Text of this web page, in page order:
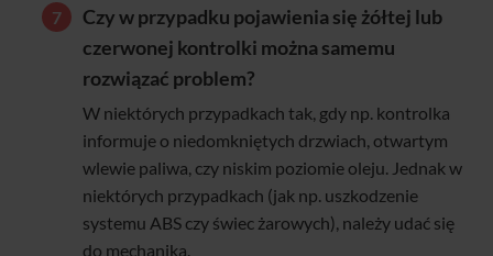
Czy w przypadku pojawienia się żółtej lub
czerwonej kontrolki można samemu
rozwiązać problem?
W niektórych przypadkach tak, gdy np. kontrolka
informuje o niedomkniętych drzwiach, otwartym
wlewie paliwa, czy niskim poziomie oleju. Jednak w
niektórych przypadkach (jak np. uszkodzenie
systemu ABS czy świec żarowych), należy udać się
do mechanika.